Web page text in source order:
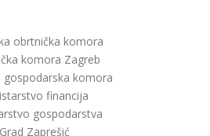
obrtnička komora
komora Zagreb
gospodarska komora
financija
gospodarstva
Grad Zaprešić